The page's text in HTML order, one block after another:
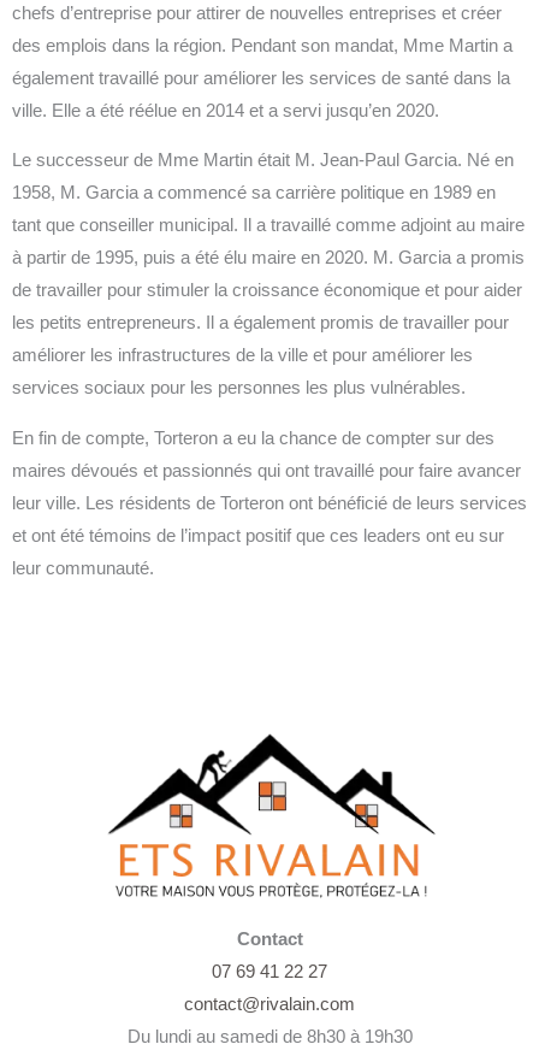
chefs d’entreprise pour attirer de nouvelles entreprises et créer
des emplois dans la région. Pendant son mandat, Mme Martin a
également travaillé pour améliorer les services de santé dans la
ville. Elle a été réélue en 2014 et a servi jusqu’en 2020.
Le successeur de Mme Martin était M. Jean-Paul Garcia. Né en
1958, M. Garcia a commencé sa carrière politique en 1989 en
tant que conseiller municipal. Il a travaillé comme adjoint au maire
à partir de 1995, puis a été élu maire en 2020. M. Garcia a promis
de travailler pour stimuler la croissance économique et pour aider
les petits entrepreneurs. Il a également promis de travailler pour
améliorer les infrastructures de la ville et pour améliorer les
services sociaux pour les personnes les plus vulnérables.
En fin de compte, Torteron a eu la chance de compter sur des
maires dévoués et passionnés qui ont travaillé pour faire avancer
leur ville. Les résidents de Torteron ont bénéficié de leurs services
et ont été témoins de l’impact positif que ces leaders ont eu sur
leur communauté.
Contact
07 69 41 22 27
contact@rivalain.com
Du lundi au samedi de 8h30 à 19h30